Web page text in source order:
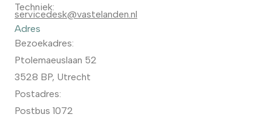
Techniek:
servicedesk@vastelanden.nl
Adres
Bezoekadres:
Ptolemaeuslaan 52
3528 BP, Utrecht
Postadres:
Postbus 1072